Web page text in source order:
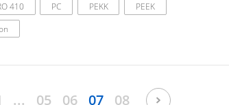
410 PC PEKK
PEEK
... 05 06 07 08